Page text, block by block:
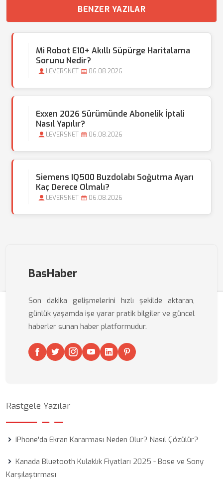
BENZER YAZILAR
Mi Robot E10+ Akıllı Süpürge Haritalama
Sorunu Nedir?
LEVERSNET 06.08.2026
Exxen 2026 Sürümünde Abonelik İptali
Nasıl Yapılır?
LEVERSNET 06.08.2026
Siemens IQ500 Buzdolabı Soğutma Ayarı
Kaç Derece Olmalı?
LEVERSNET 06.08.2026
BasHaber
Son dakika gelişmelerini hızlı şekilde aktaran,
günlük yaşamda işe yarar pratik bilgiler ve güncel
haberler sunan haber platformudur.
Rastgele Yazılar
iPhone'da Ekran Kararması Neden Olur? Nasıl Çözülür?
Kanada Bluetooth Kulaklık Fiyatları 2025 - Bose ve Sony
Karşılaştırması